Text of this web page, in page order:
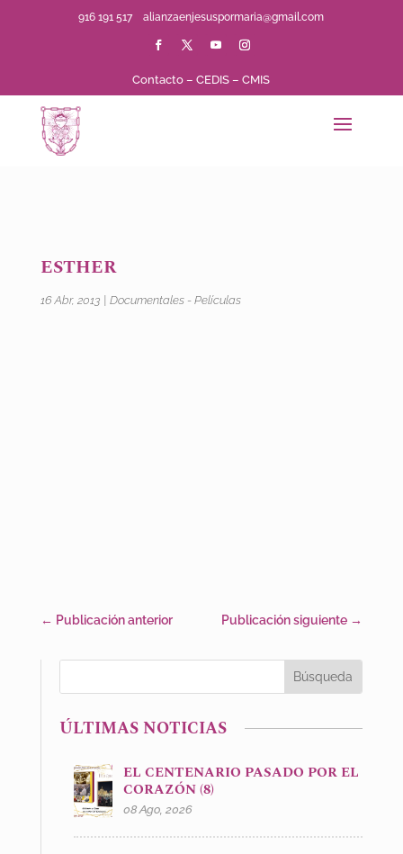
916 191 517alianzaenjesuspormaria@gmail.com
Contacto –CEDIS –CMIS
ESTHER
16 Abr, 2013 Documentales - Películas
← Publicación anterior Publicación siguiente →
ÚLTIMAS NOTICIAS
EL CENTENARIO PASADO POR EL
CORAZÓN (8)
08 Ago, 2026